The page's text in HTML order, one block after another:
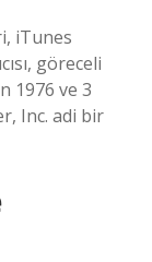
iTunes
göreceli
1976 ve 3
Inc. adi bir